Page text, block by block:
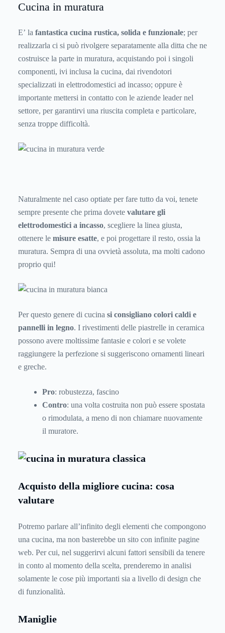
Cucina in muratura
E’ la fantastica cucina rustica, solida e funzionale; per
realizzarla ci si può rivolgere separatamente alla ditta che ne
costruisce la parte in muratura, acquistando poi i singoli
componenti, ivi inclusa la cucina, dai rivendotori
specializzati in elettrodomestici ad incasso; oppure è
importante mettersi in contatto con le aziende leader nel
settore, per garantirvi una riuscita completa e particolare,
senza troppe difficoltà.
Naturalmente nel caso optiate per fare tutto da voi, tenete
sempre presente che prima dovete valutare gli
elettrodomestici a incasso, scegliere la linea giusta,
ottenere le misure esatte, e poi progettare il resto, ossia la
muratura. Sempra di una ovvietà assoluta, ma molti cadono
proprio qui!
Per questo genere di cucina si consigliano colori caldi e
pannelli in legno. I rivestimenti delle piastrelle in ceramica
possono avere moltissime fantasie e colori e se volete
raggiungere la perfezione si suggeriscono ornamenti lineari
e greche.
Pro: robustezza, fascino
Contro: una volta costruita non può essere spostata
o rimodulata, a meno di non chiamare nuovamente
il muratore.
Acquisto della migliore cucina: cosa
valutare
Potremo parlare all’infinito degli elementi che compongono
una cucina, ma non basterebbe un sito con infinite pagine
web. Per cui, nel suggerirvi alcuni fattori sensibili da tenere
in conto al momento della scelta, prenderemo in analisi
solamente le cose più importanti sia a livello di design che
di funzionalità.
Maniglie